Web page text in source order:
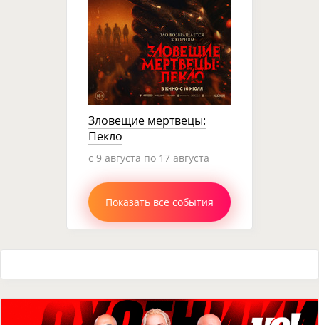
Зловещие мертвецы:
Пекло
c 9 августа по 17 августа
Показать все события